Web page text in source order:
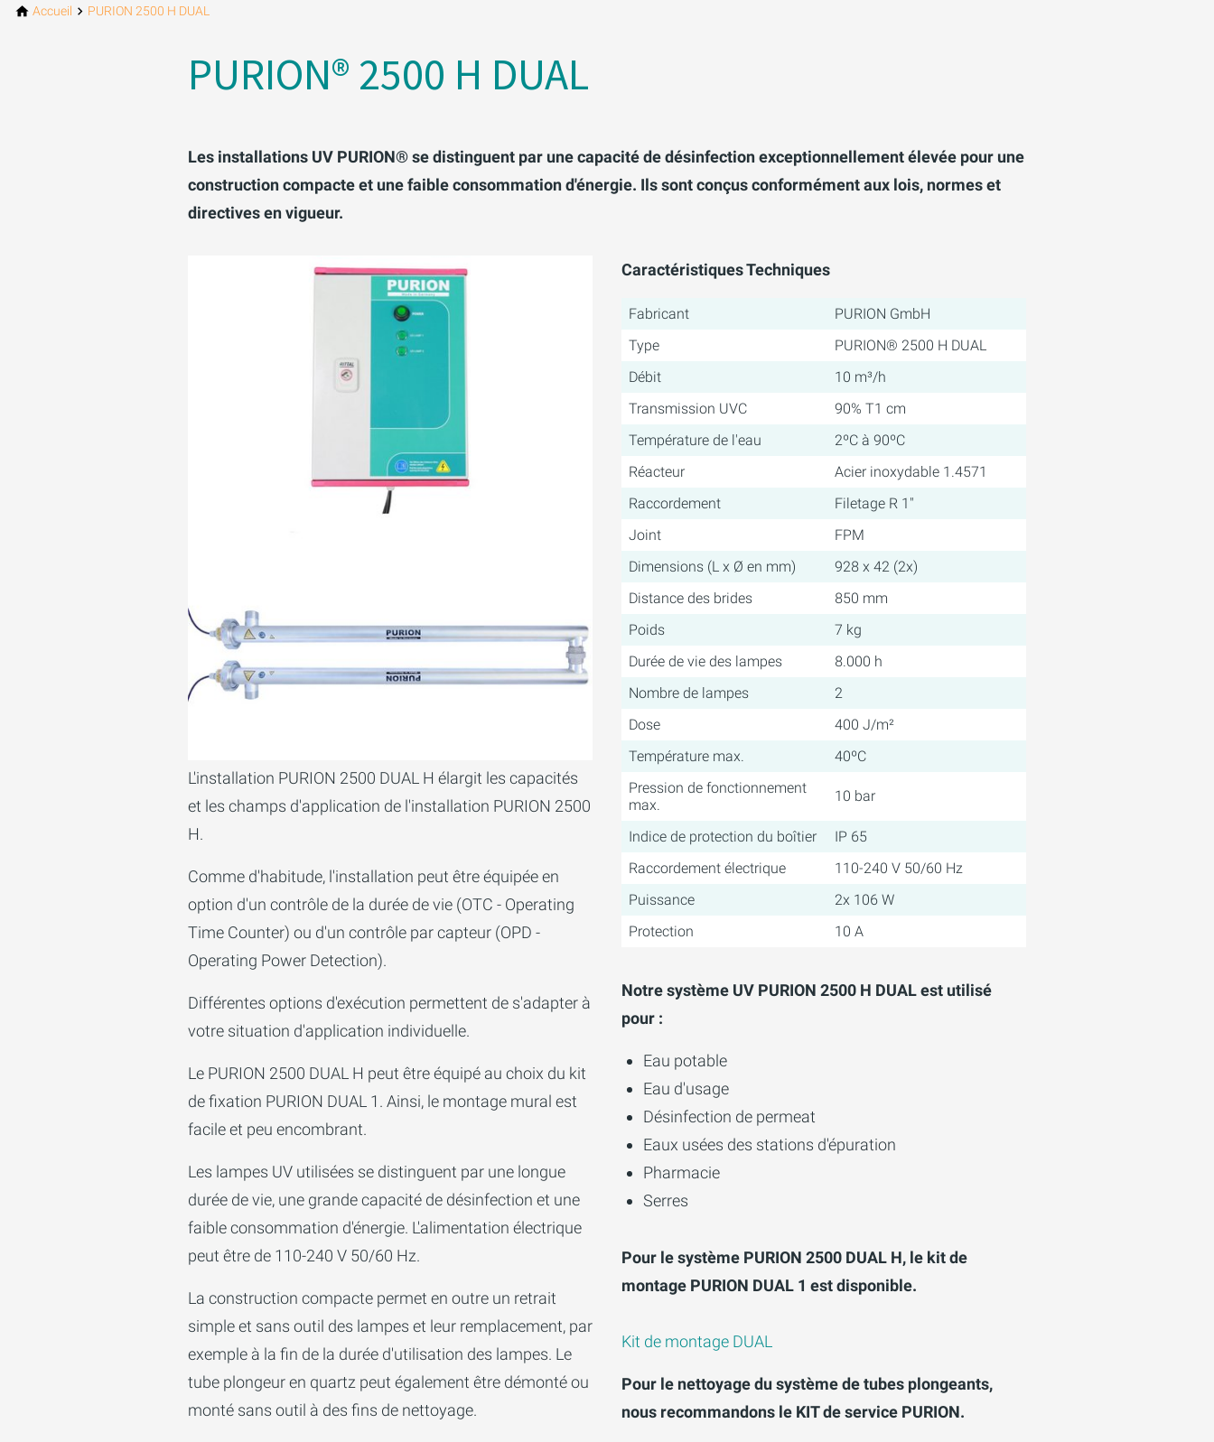
Accueil PURION 2500 H DUAL
PURION® 2500 H DUAL
Les installations UV PURION® se distinguent par une capacité de désinfection exceptionnellement élevée pour une
construction compacte et une faible consommation d'énergie. Ils sont conçus conformément aux lois, normes et
directives en vigueur.
L'installation PURION 2500 DUAL H élargit les capacités
et les champs d'application de l'installation PURION 2500
H.
Comme d'habitude, l'installation peut être équipée en
option d'un contrôle de la durée de vie (OTC - Operating
Time Counter) ou d'un contrôle par capteur (OPD -
Operating Power Detection).
Différentes options d'exécution permettent de s'adapter à
votre situation d'application individuelle.
Le PURION 2500 DUAL H peut être équipé au choix du kit
de fixation PURION DUAL 1. Ainsi, le montage mural est
facile et peu encombrant.
Les lampes UV utilisées se distinguent par une longue
durée de vie, une grande capacité de désinfection et une
faible consommation d'énergie. L'alimentation électrique
peut être de 110-240 V 50/60 Hz.
La construction compacte permet en outre un retrait
simple et sans outil des lampes et leur remplacement, par
exemple à la fin de la durée d'utilisation des lampes. Le
tube plongeur en quartz peut également être démonté ou
monté sans outil à des fins de nettoyage.
Caractéristiques Techniques
Fabricant
PURION GmbH
Type
PURION® 2500 H DUAL
Débit
10 m³/h
Transmission UVC
90% T1 cm
Température de l'eau
2ºC à 90ºC
Réacteur
Acier inoxydable 1.4571
Raccordement
Filetage R 1"
Joint
FPM
Dimensions (L x Ø en mm)
928 x 42 (2x)
Distance des brides
850 mm
Poids
7 kg
Durée de vie des lampes
8.000 h
Nombre de lampes
2
Dose
400 J/m²
Température max.
40ºC
Pression de fonctionnement
max.
10 bar
Indice de protection du boîtier
IP 65
Raccordement électrique
110-240 V 50/60 Hz
Puissance
2x 106 W
Protection
10 A
Notre système UV PURION 2500 H DUAL est utilisé
pour :
Eau potable
Eau d'usage
Désinfection de permeat
Eaux usées des stations d'épuration
Pharmacie
Serres
Pour le système PURION 2500 DUAL H, le kit de
montage PURION DUAL 1 est disponible.
Kit de montage DUAL
Pour le nettoyage du système de tubes plongeants,
nous recommandons le KIT de service PURION.